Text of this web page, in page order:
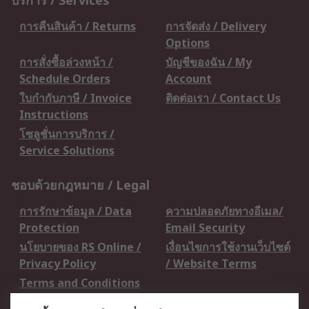
การคืนสินค้า / Returns
การจัดส่ง / Delivery
Options
การสั่งซื้อล่วงหน้า /
Schedule Orders
บัญชีของฉัน / My
Account
ใบกำกับภาษี / Invoice
Instructions
ติดต่อเรา / Contact Us
โซลูชั่นการบริการ /
Service Solutions
ชอบด้วยกฎหมาย / Legal
การรักษาข้อมูล / Data
Protection
ความปลอดภัยทางอีเมล/
Email Security
นโยบายของ RS Online /
Privacy Policy
เงื่อนไขการใช้งานเว็บไซต์
/ Website Terms
Terms and Conditions